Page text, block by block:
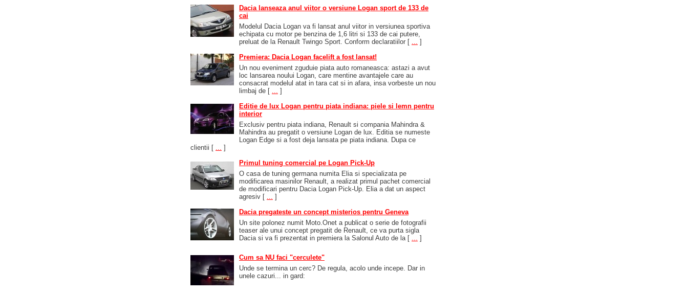
Dacia lanseaza anul viitor o versiune Logan sport de 133 de
cai
Modelul Dacia Logan va fi lansat anul viitor in versiunea sportiva
echipata cu motor pe benzina de 1,6 litri si 133 de cai putere,
preluat de la Renault Twingo Sport. Conform declaratiilor [ ... ]
Premiera: Dacia Logan facelift a fost lansat!
Un nou eveniment zguduie piata auto romaneasca: astazi a avut
loc lansarea noului Logan, care mentine avantajele care au
consacrat modelul atat in tara cat si in afara, insa vorbeste un nou
limbaj de [ ... ]
Editie de lux Logan pentru piata indiana: piele si lemn pentru
interior
Exclusiv pentru piata indiana, Renault si compania Mahindra &
Mahindra au pregatit o versiune Logan de lux. Editia se numeste
Logan Edge si a fost deja lansata pe piata indiana. Dupa ce
clientii [ ... ]
Primul tuning comercial pe Logan Pick-Up
O casa de tuning germana numita Elia si specializata pe
modificarea masinilor Renault, a realizat primul pachet comercial
de modificari pentru Dacia Logan Pick-Up. Elia a dat un aspect
agresiv [ ... ]
Dacia pregateste un concept misterios pentru Geneva
Un site polonez numit Moto.Onet a publicat o serie de fotografii
teaser ale unui concept pregatit de Renault, ce va purta sigla
Dacia si va fi prezentat in premiera la Salonul Auto de la[ ... ]
Cum sa NU faci "cerculete"
Unde se termina un cerc? De regula, acolo unde incepe. Dar in
unele cazuri... in gard: